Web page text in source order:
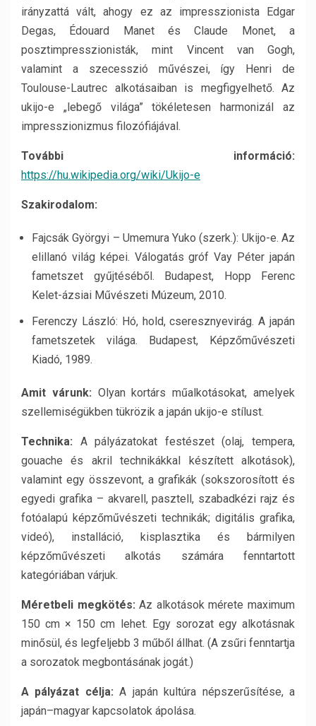
irányzattá vált, ahogy ez az impresszionista Edgar
Degas, Édouard Manet és Claude Monet, a
posztimpresszionisták, mint Vincent van Gogh,
valamint a szecesszió művészei, így Henri de
Toulouse-Lautrec alkotásaiban is megfigyelhető. Az
ukijo-e „lebegő világa” tökéletesen harmonizál az
impresszionizmus filozófiájával.
További információ:
https://hu.wikipedia.org/wiki/Ukijo-e
Szakirodalom:
Fajcsák Györgyi – Umemura Yuko (szerk.): Ukijo-e. Az
elillanó világ képei. Válogatás gróf Vay Péter japán
fametszet gyűjtéséből. Budapest, Hopp Ferenc
Kelet-ázsiai Művészeti Múzeum, 2010.
Ferenczy László: Hó, hold, cseresznyevirág. A japán
fametszetek világa. Budapest, Képzőművészeti
Kiadó, 1989.
Amit várunk: Olyan kortárs műalkotásokat, amelyek
szellemiségükben tükrözik a japán ukijo-e stílust.
Technika: A pályázatokat festészet (olaj, tempera,
gouache és akril technikákkal készített alkotások),
valamint egy összevont, a grafikák (sokszorosított és
egyedi grafika – akvarell, pasztell, szabadkézi rajz és
fotóalapú képzőművészeti technikák; digitális grafika,
videó), installáció, kisplasztika és bármilyen
képzőművészeti alkotás számára fenntartott
kategóriában várjuk.
Méretbeli megkötés:Az alkotások mérete maximum
150 cm × 150 cm lehet. Egy sorozat egy alkotásnak
minősül, és legfeljebb 3 műből állhat. (A zsűri fenntartja
a sorozatok megbontásának jogát.)
A pályázat célja:A japán kultúra népszerűsítése, a
japán–magyar kapcsolatok ápolása.